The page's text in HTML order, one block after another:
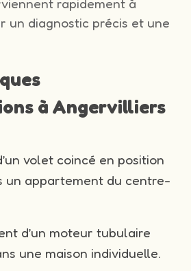
rapidement à
un diagnostic précis et une
à Angervilliers
volet coincé en position
un appartement du centre-
d’un moteur tubulaire
une maison individuelle.